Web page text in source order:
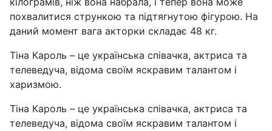
похвалитися стрункою та підтягнутою фігурою. На
даний момент вага акторки складає 48 кг.
Тіна Кароль – це українська співачка, актриса та
телеведуча, відома своїм яскравим талантом і
харизмою.
Тіна Кароль – це українська співачка, актриса та
телеведуча, відома своїм яскравим талантом і